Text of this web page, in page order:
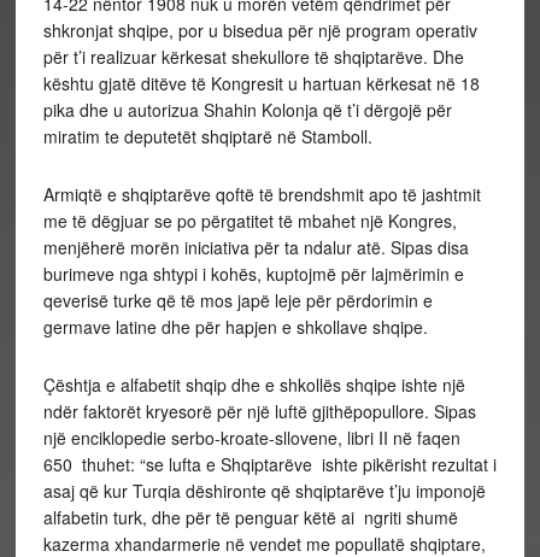
shkronjat shqipe, por u bisedua për një program operativ
për t’i realizuar kërkesat shekullore të shqiptarëve. Dhe
kështu gjatë ditëve të Kongresit u hartuan kërkesat në 18
pika dhe u autorizua Shahin Kolonja që t’i dërgojë për
miratim te deputetët shqiptarë në Stamboll.
Armiqtë e shqiptarëve qoftë të brendshmit apo të jashtmit
me të dëgjuar se po përgatitet të mbahet një Kongres,
menjëherë morën iniciativa për ta ndalur atë. Sipas disa
burimeve nga shtypi i kohës, kuptojmë për lajmërimin e
qeverisë turke që të mos japë leje për përdorimin e
germave latine dhe për hapjen e shkollave shqipe.
Çështja e alfabetit shqip dhe e shkollës shqipe ishte një
ndër faktorët kryesorë për një luftë gjithëpopullore. Sipas
një enciklopedie serbo-kroate-sllovene, libri II në faqen
650 thuhet: “se lufta e Shqiptarëve ishte pikërisht rezultat i
asaj që kur Turqia dëshironte që shqiptarëve t’ju imponojë
alfabetin turk, dhe për të penguar këtë ai ngriti shumë
kazerma xhandarmerie në vendet me popullatë shqiptare,